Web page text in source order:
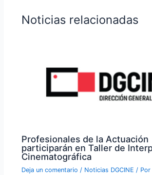
Noticias relacionadas
Profesionales de la Actuación
participarán en Taller de
Cinematográfica
Deja un comentario / Noticias DGCINE / Por